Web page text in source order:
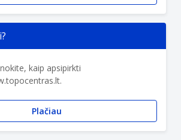
kaip apsipirkti
Plačiau